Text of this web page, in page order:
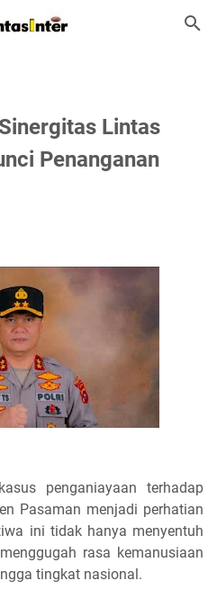
Lintas
Penanganan
penganiayaan terhadap
Pasaman menjadi perhatian
ini tidak hanya menyentuh
rasa kemanusiaan
tingkat nasional.